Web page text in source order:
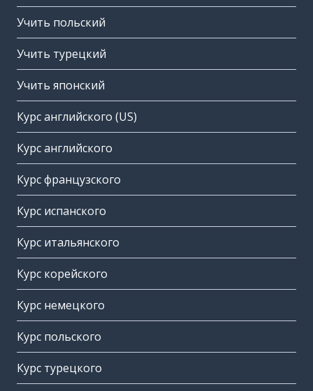
Учить польский
Учить турецкий
Учить японский
Курс английского (US)
Курс английского
Курс французского
Курс испанского
Курс итальянского
Курс корейского
Курс немецкого
Курс польского
Курс турецкого